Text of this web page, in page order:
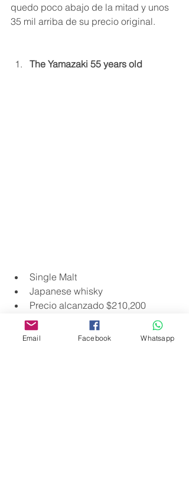
quedo poco abajo de la mitad y unos
35 mil arriba de su precio original.
The Yamazaki 55 years old
Single Malt
Japanese whisky
Precio alcanzado $210,200
Vendido por
Unicorn Auctions
Email Facebook Whatsapp